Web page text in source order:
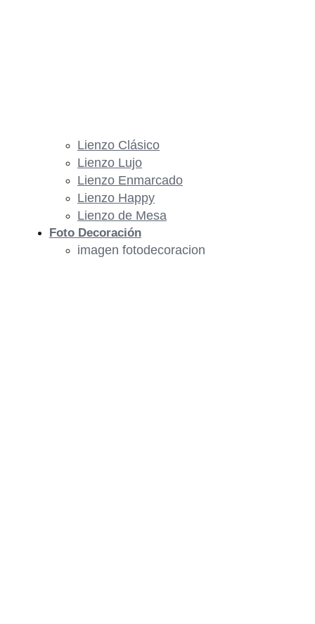
Lienzo Clásico
Lienzo Lujo
Lienzo Enmarcado
Lienzo Happy
Lienzo de Mesa
Foto Decoración
imagen fotodecoracion